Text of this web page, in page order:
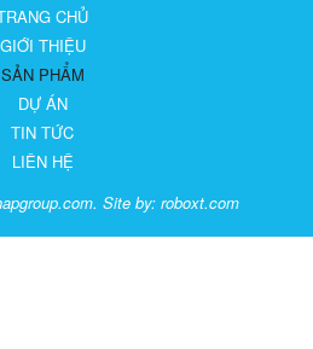
CHỦ
GIỚI THIỆU
SẢN PHẨM
DỰ ÁN
TIN TỨC
LIÊN HỆ
Site by: roboxt.com